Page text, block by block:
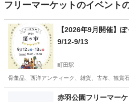
フリーマーケットのイベント
【2026年9月開催】
9/12-9/13
町田駅
骨董品、西洋アンティーク、雑貨、古布、観賞
町田駅 フリーマーケ
赤羽公園フリーマー